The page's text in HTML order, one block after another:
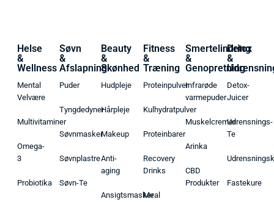
Helse
&
Wellness
Mental
Velvære
Multivitaminer
Omega-
3
Probiotika
Søvn
&
Afslapning
Puder
Tyngdedyner
Søvnmasker
Søvnplastre
Søvn-Te
Beauty
&
Skønhed
Hudpleje
Hårpleje
Makeup
Anti-
aging
Ansigtsmasker
Fitness
&
Træning
Proteinpulver
Kulhydratpulver
Proteinbarer
Recovery
Drinks
Meal
Smertelindring
&
Genopretning
Infrarøde
varmepuder
Muskelcremer
Arinka
CBD
Produkter
Detox
&
Detox-
Juicer
Udrensnings-
Te
Fastekure